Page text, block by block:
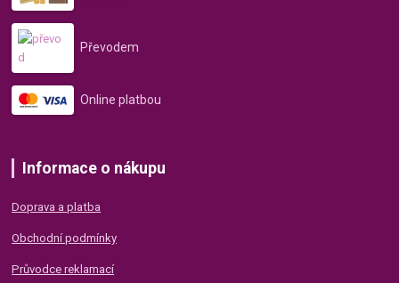
Převodem
Online platbou
Informace o nákupu
Doprava a platba
Obchodní podmínky
Průvodce reklamací